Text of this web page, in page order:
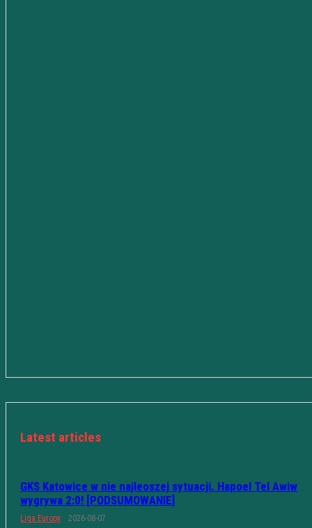
Latest articles
GKS Katowice w nie najleoszej sytuacji. Hapoel Tel Awiw
wygrywa 2:0! [PODSUMOWANIE]
Liga Europy 2026-08-07